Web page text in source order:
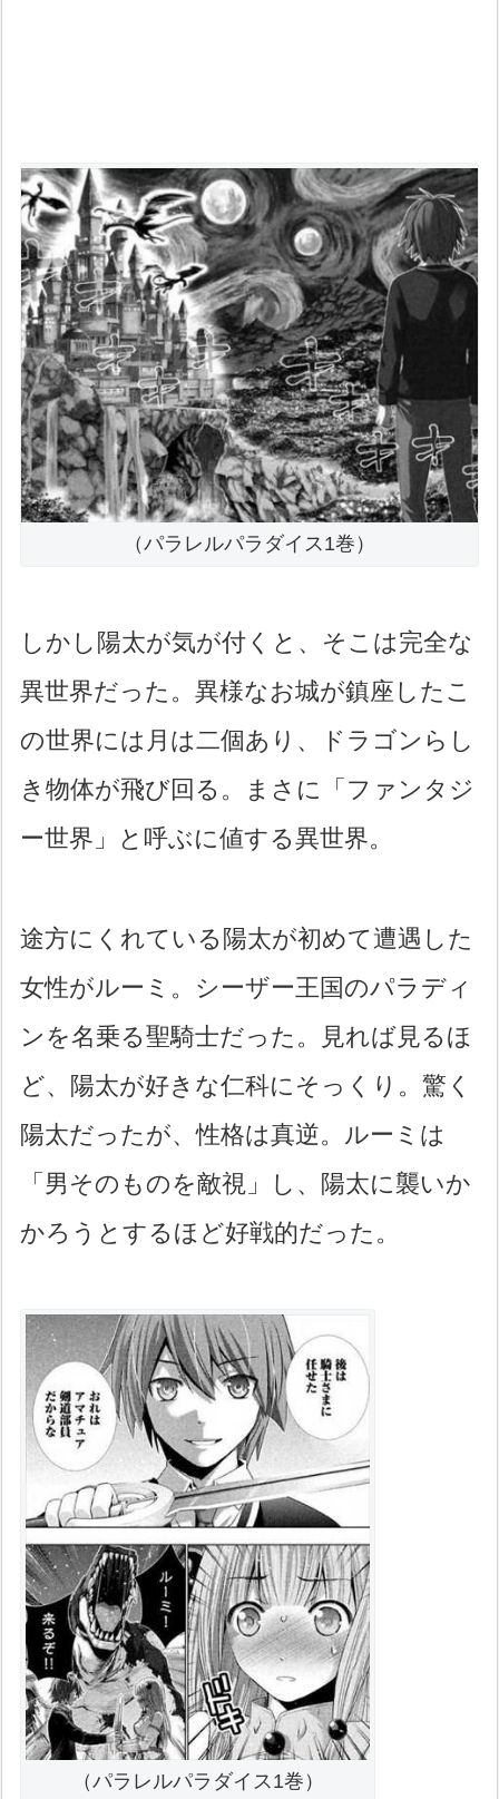
（パラレルパラダイス1巻）
しかし陽太が気が付くと、そこは完全な
異世界だった。異様なお城が鎮座したこ
の世界には月は二個あり、ドラゴンらし
き物体が飛び回る。まさに「ファンタジ
ー世界」と呼ぶに値する異世界。
途方にくれている陽太が初めて遭遇した
女性がルーミ。シーザー王国のパラディ
ンを名乗る聖騎士だった。見れば見るほ
ど、陽太が好きな仁科にそっくり。驚く
陽太だったが、性格は真逆。ルーミは
「男そのものを敵視」し、陽太に襲いか
かろうとするほど好戦的だった。
（パラレルパラダイス1巻）